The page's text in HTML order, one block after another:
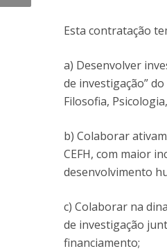
Esta contratação
a) Desenvolver
de investigação”
Filosofia,
b) Colaborar
CEFH, com maior
desenvolvimento
c) Colaborar na
de investigação
financiamento;